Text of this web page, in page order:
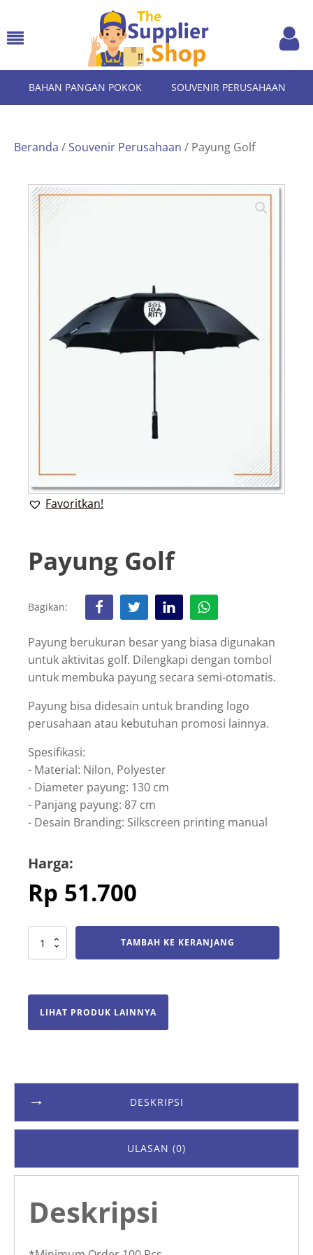
BAHAN PANGAN POKOK SOUVENIR PERUSAHAAN
Beranda /Souvenir Perusahaan / Payung Golf
Favoritkan!
Payung Golf
Bagikan:
Payung berukuran besar yang biasa digunakan
untuk aktivitas golf. Dilengkapi dengan tombol
untuk membuka payung secara semi-otomatis.
Payung bisa didesain untuk branding logo
perusahaan atau kebutuhan promosi lainnya.
Spesifikasi:
- Material: Nilon, Polyester
- Diameter payung: 130 cm
- Panjang payung: 87 cm
- Desain Branding: Silkscreen printing manual
Harga:
Rp 51.700
Kuantitas
TAMBAH KE KERANJANG
LIHAT PRODUK LAINNYA
DESKRIPSI
ULASAN (0)
Deskripsi